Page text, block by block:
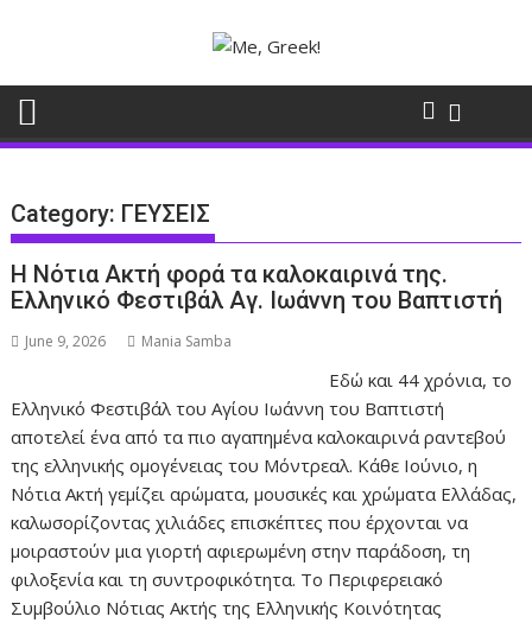
Category: ΓΕΥΣΕΙΣ
Η Νότια Ακτή φορά τα καλοκαιρινά της.
Ελληνικό Φεστιβάλ Αγ. Ιωάννη του Βαπτιστή
June 9, 2026 Mania Samba
Εδώ και 44 χρόνια, το
Ελληνικό Φεστιβάλ του Αγίου Ιωάννη του Βαπτιστή
αποτελεί ένα από τα πιο αγαπημένα καλοκαιρινά ραντεβού
της ελληνικής ομογένειας του Μόντρεαλ. Κάθε Ιούνιο, η
Νότια Ακτή γεμίζει αρώματα, μουσικές και χρώματα Ελλάδας,
καλωσορίζοντας χιλιάδες επισκέπτες που έρχονται να
μοιραστούν μια γιορτή αφιερωμένη στην παράδοση, τη
φιλοξενία και τη συντροφικότητα. Το Περιφερειακό
Συμβούλιο Νότιας Ακτής της Ελληνικής Κοινότητας